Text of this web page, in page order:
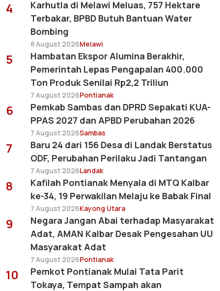
4
Karhutla di Melawi Meluas, 757 Hektare
Terbakar, BPBD Butuh Bantuan Water
Bombing
8 August 2026Melawi
5
Hambatan Ekspor Alumina Berakhir,
Pemerintah Lepas Pengapalan 400.000
Ton Produk Senilai Rp2,2 Triliun
7 August 2026Pontianak
6
Pemkab Sambas dan DPRD Sepakati KUA-
PPAS 2027 dan APBD Perubahan 2026
7 August 2026Sambas
7
Baru 24 dari 156 Desa di Landak Berstatus
ODF, Perubahan Perilaku Jadi Tantangan
7 August 2026Landak
8
Kafilah Pontianak Menyala di MTQ Kalbar
ke-34, 19 Perwakilan Melaju ke Babak Final
7 August 2026Kayong Utara
9
Negara Jangan Abai terhadap Masyarakat
Adat, AMAN Kalbar Desak Pengesahan UU
Masyarakat Adat
7 August 2026Pontianak
10
Pemkot Pontianak Mulai Tata Parit
Tokaya, Tempat Sampah akan